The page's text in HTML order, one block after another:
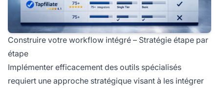
Construire votre workflow intégré – Stratégie étape par
étape
Implémenter efficacement des outils spécialisés
requiert une approche stratégique visant à les intégrer